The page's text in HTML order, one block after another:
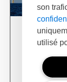
son
utilisé
03/06/24
XSun &